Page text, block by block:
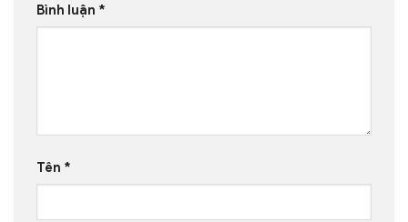
Bình luận *
Tên *